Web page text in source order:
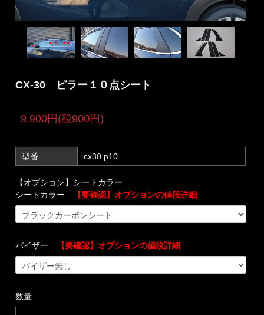
CX-30 ピラー１０点シート
9,900円(税900円)
型番 cx30 p10
【オプション】シートカラー
シートカラー
【要確認】オプションの値段詳細
バイザー 【要確認】オプションの値段詳細
数量